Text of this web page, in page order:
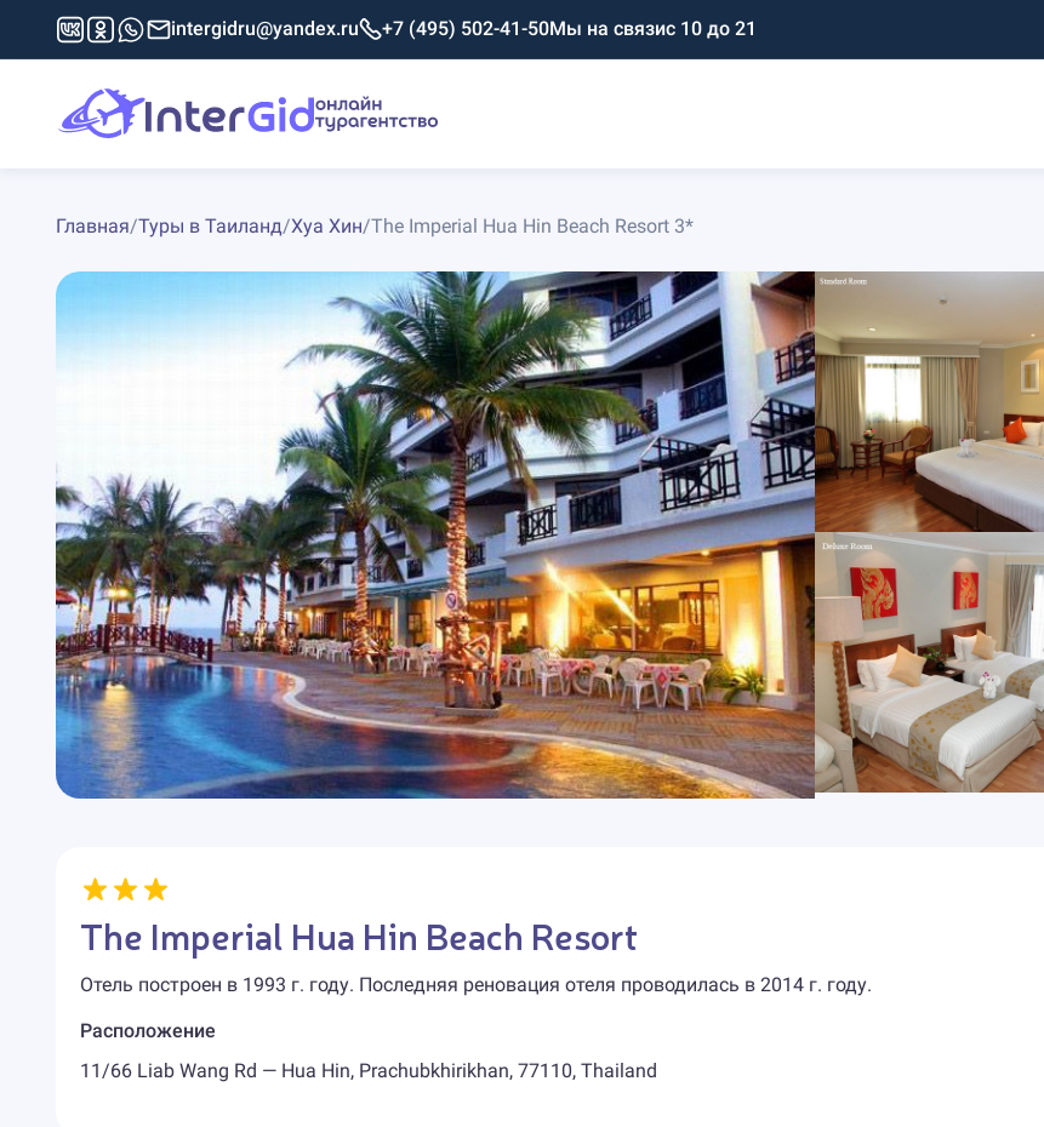
intergidru@yandex.ru +7 (495) 502-41-50Мы на связис 10 до 21
Главная/Туры в Таиланд/Хуа Хин/The Imperial Hua Hin Beach Resort 3*
The Imperial Hua Hin Beach Resort
Отель построен в 1993 г. году. Последняя реновация отеля проводилась в 2014 г. году.
Расположение
11/66 Liab Wang Rd — Hua Hin, Prachubkhirikhan, 77110, Thailand